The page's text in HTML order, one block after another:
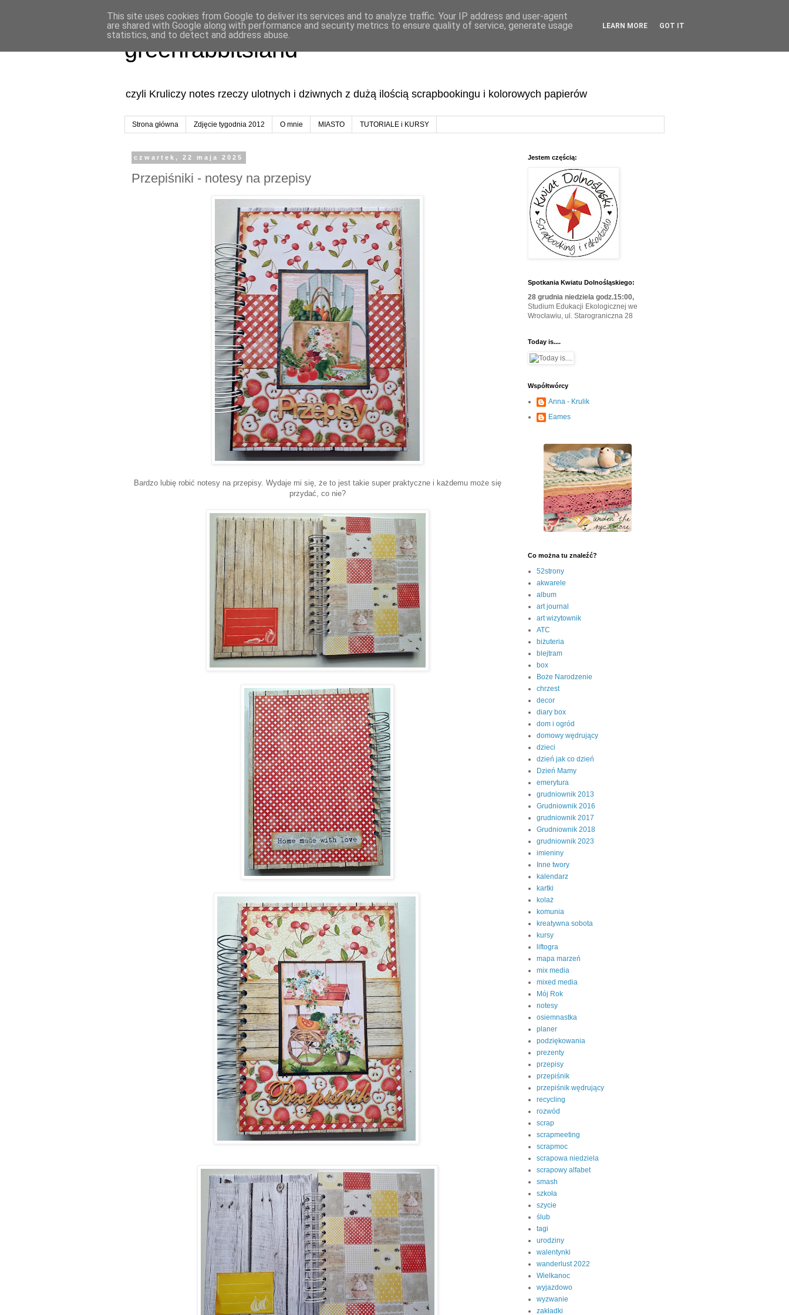
greenrabbitsland
czyli Kruliczy notes rzeczy ulotnych i dziwnych z dużą ilością scrapbookingu i kolorowych papierów
Strona główna Zdjęcie tygodnia 2012 O mnie MIASTO TUTORIALE i KURSY
czwartek, 22 maja 2025
Przepiśniki - notesy na przepisy
Bardzo lubię robić notesy na przepisy. Wydaje mi się, że to jest takie super praktyczne i każdemu może się
przydać, co nie?
Jestem częścią:
Spotkania Kwiatu Dolnośląskiego:
28 grudnia niedziela godz.15:00,
Studium Edukacji Ekologicznej we
Wrocławiu, ul. Starograniczna 28
Today is....
Współtwórcy
Anna - Krulik
Eames
Co można tu znaleźć?
52strony
akwarele
album
art journal
art wizytownik
ATC
biżuteria
blejtram
box
Boże Narodzenie
chrzest
decor
diary box
dom i ogród
domowy wędrujący
dzieci
dzień jak co dzień
Dzień Mamy
emerytura
grudniownik 2013
Grudniownik 2016
grudniownik 2017
Grudniownik 2018
grudniownik 2023
imieniny
Inne twory
kalendarz
kartki
kolaż
komunia
kreatywna sobota
kursy
liftogra
mapa marzeń
mix media
mixed media
Mój Rok
notesy
osiemnastka
planer
podziękowania
prezenty
przepisy
przepiśnik
przepiśnik wędrujący
recycling
rozwód
scrap
scrapmeeting
scrapmoc
scrapowa niedziela
scrapowy alfabet
smash
szkoła
szycie
ślub
tagi
urodziny
walentynki
wanderlust 2022
Wielkanoc
wyjazdowo
wyzwanie
zakładki
This site uses cookies from Google to deliver its services and to analyze traffic. Your IP address and user-agent
are shared with Google along with performance and security metrics to ensure quality of service, generate usage
statistics, and to detect and address abuse.
LEARN MORE GOT IT